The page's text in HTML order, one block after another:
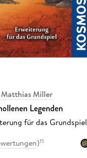
Matthias Miller
Legenden
für das Grundspiel
)15